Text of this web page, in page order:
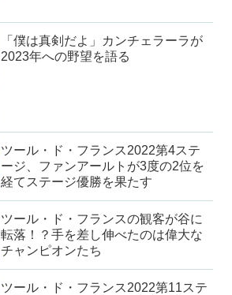
「僕は真剣だよ」カンチェラーラが
2023年への野望を語る
ツール・ド・フランス2022第4ステ
ージ、ファンアールトが3度の2位を
経てステージ優勝を果たす
ツール・ド・フランスの観客が谷に
転落！？手を差し伸べたのは偉大な
チャンピオンたち
ツール・ド・フランス2022第11ステ